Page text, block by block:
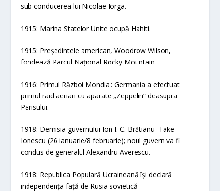
sub conducerea lui Nicolae Iorga.
1915: Marina Statelor Unite ocupă Hahiti.
1915: Președintele american, Woodrow Wilson,
fondează Parcul Național Rocky Mountain.
1916: Primul Război Mondial: Germania a efectuat
primul raid aerian cu aparate „Zeppelin” deasupra
Parisului.
1918: Demisia guvernului Ion I. C. Brătianu–Take
Ionescu (26 ianuarie/8 februarie); noul guvern va fi
condus de generalul Alexandru Averescu.
1918: Republica Populară Ucraineană își declară
independența față de Rusia sovietică.